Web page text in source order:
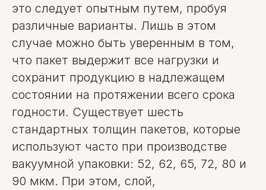
это следует опытным путем, пробуя
различные варианты. Лишь в этом
случае можно быть уверенным в том,
что пакет выдержит все нагрузки и
сохранит продукцию в надлежащем
состоянии на протяжении всего срока
годности. Существует шесть
стандартных толщин пакетов, которые
используют часто при производстве
вакуумной упаковки: 52, 62, 65, 72, 80 и
90 мкм. При этом, слой,